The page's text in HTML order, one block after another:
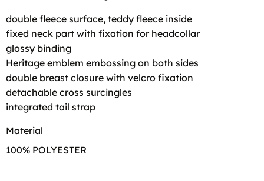
double fleece surface, teddy fleece inside
fixed neck part with fixation for headcollar
glossy binding
Heritage emblem embossing on both sides
double breast closure with velcro fixation
detachable cross surcingles
integrated tail strap
Material
100% POLYESTER